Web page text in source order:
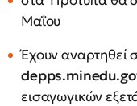
Μαΐου
Έχουν αναρτηθεί
εισαγωγικών